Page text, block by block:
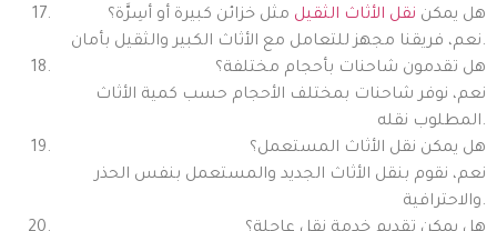
هل يمكن نقل الأثاث الثقيل مثل خزائن كبيرة أو أسِرَّة؟
نعم، فريقنا مجهز للتعامل مع الأثاث الكبير والثقيل بأمان.
هل تقدمون شاحنات بأحجام مختلفة؟
نعم، نوفر شاحنات بمختلف الأحجام حسب كمية الأثاث
المطلوب نقله.
هل يمكن نقل الأثاث المستعمل؟
نعم، نقوم بنقل الأثاث الجديد والمستعمل بنفس الحذر
والاحترافية.